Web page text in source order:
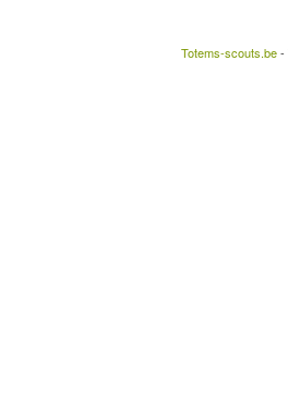
Totems-scouts.be-